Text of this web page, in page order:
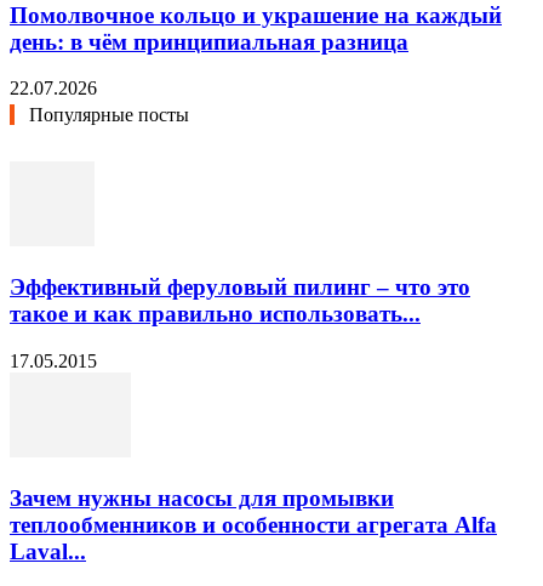
Помолвочное кольцо и украшение на каждый
день: в чём принципиальная разница
22.07.2026
Популярные посты
Эффективный феруловый пилинг – что это
такое и как правильно использовать...
17.05.2015
Зачем нужны насосы для промывки
теплообменников и особенности агрегата Alfa
Laval...